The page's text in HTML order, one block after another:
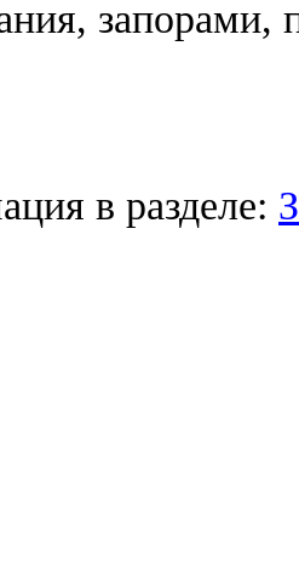
запорами,
в разделе: